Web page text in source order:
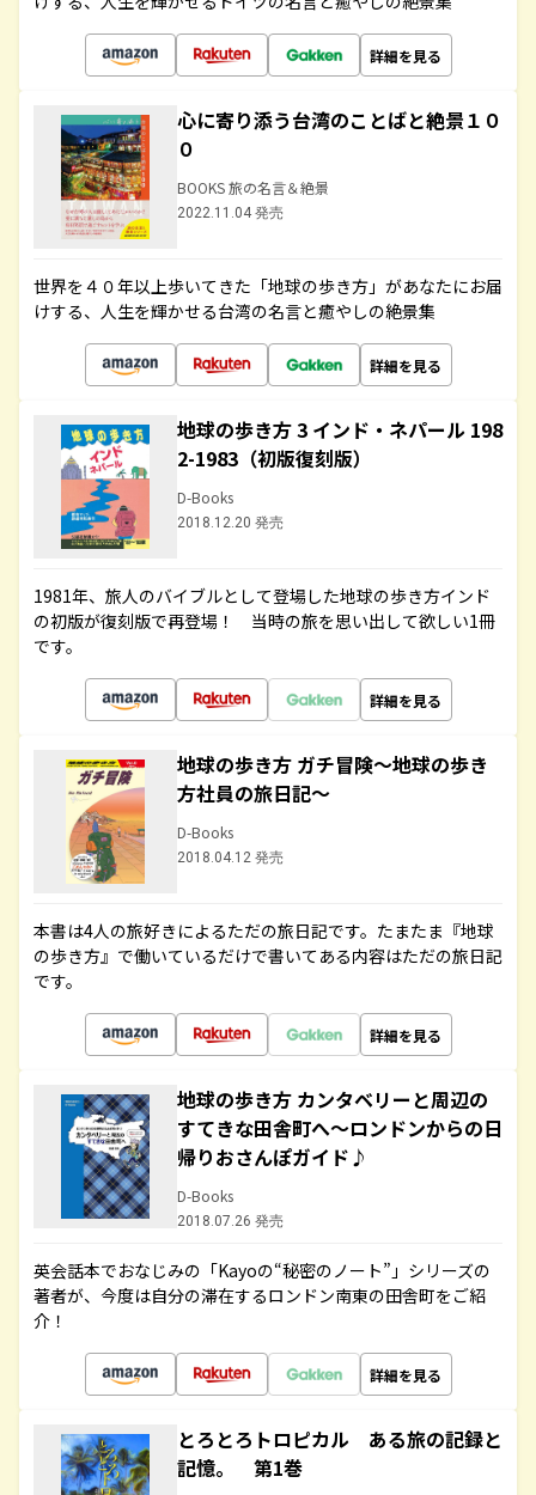
詳細を見る
心に寄り添う台湾のことばと絶景１０
０
BOOKS 旅の名言＆絶景
2022.11.04 発売
世界を４０年以上歩いてきた「地球の歩き方」があなたにお届
けする、人生を輝かせる台湾の名言と癒やしの絶景集
詳細を見る
地球の歩き方 3 インド・ネパール 198
2-1983（初版復刻版）
D-Books
2018.12.20 発売
1981年、旅人のバイブルとして登場した地球の歩き方インド
の初版が復刻版で再登場！ 当時の旅を思い出して欲しい1冊
です。
詳細を見る
地球の歩き方 ガチ冒険～地球の歩き
方社員の旅日記～
D-Books
2018.04.12 発売
本書は4人の旅好きによるただの旅日記です。たまたま『地球
の歩き方』で働いているだけで書いてある内容はただの旅日記
です。
詳細を見る
地球の歩き方 カンタベリーと周辺の
すてきな田舎町へ～ロンドンからの日
帰りおさんぽガイド♪
D-Books
2018.07.26 発売
英会話本でおなじみの「Kayoの“秘密のノート”」シリーズの
著者が、今度は自分の滞在するロンドン南東の田舎町をご紹
介！
詳細を見る
とろとろトロピカル ある旅の記録と
記憶。 第1巻